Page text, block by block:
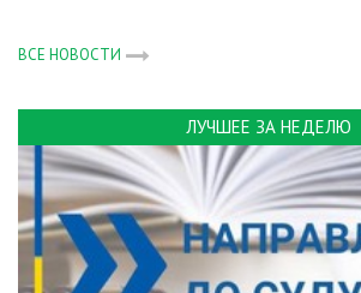
ВСЕ НОВОСТИ
ЛУЧШЕЕ ЗА НЕДЕЛЮ